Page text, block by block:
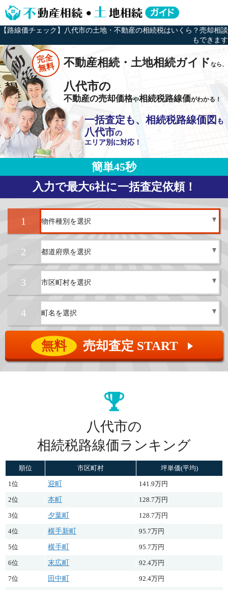
【路線価チェック】八代市の土地・不動産の相続税はいくら？売却相談
もできます
完全
無料 不動産相続・土地相続ガイドなら、
八代市の
不動産の売却価格や相続税路線価がわかる！
一括査定も、相続税路線価図 も
八代市の
エリア別に対応！
簡単45秒
入力で最大6社に一括査定依頼！
1
2
3
4
無料 売却査定 START ▲
八代市の
相続税路線価ランキング
順位 市区町村 坪単価(平均)
1位 迎町 141.9万円
2位 本町 128.7万円
3位 夕葉町 128.7万円
4位 横手新町 95.7万円
5位 横手町 95.7万円
6位 末広町 92.4万円
7位 田中町 92.4万円